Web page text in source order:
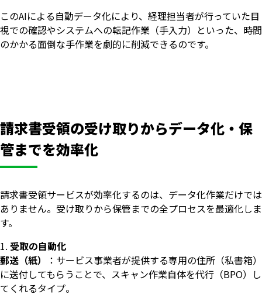
このAIによる自動データ化により、経理担当者が行っていた目
視での確認やシステムへの転記作業（手入力）といった、時間
のかかる面倒な手作業を劇的に削減できるのです。
請求書受領の受け取りからデータ化・保
管までを効率化
請求書受領サービスが効率化するのは、データ化作業だけでは
ありません。受け取りから保管までの全プロセスを最適化しま
す。
受取の自動化
郵送（紙）
：サービス事業者が提供する専用の住所（私書箱）
に送付してもらうことで、スキャン作業自体を代行（BPO）し
てくれるタイプ。